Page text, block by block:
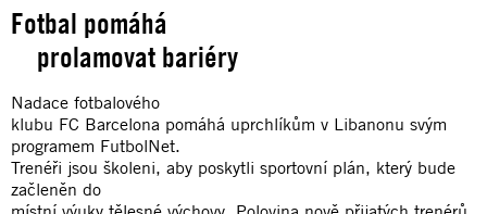
Fotbal pomáhá
prolamovat bariéry
Nadace fotbalového
klubu FC Barcelona pomáhá uprchlíkům v Libanonu svým
programem FutbolNet.
Trenéři jsou školeni, aby poskytli sportovní plán, který bude
začleněn do